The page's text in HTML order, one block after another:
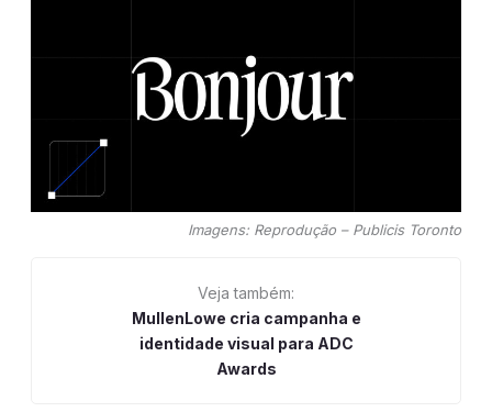
Imagens: Reprodução – Publicis Toronto
Veja também:
MullenLowe cria campanha e
identidade visual para ADC
Awards